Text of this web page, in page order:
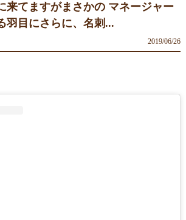
来てますがまさかの マネージャー
羽目にさらに、名刺...
2019/06/26